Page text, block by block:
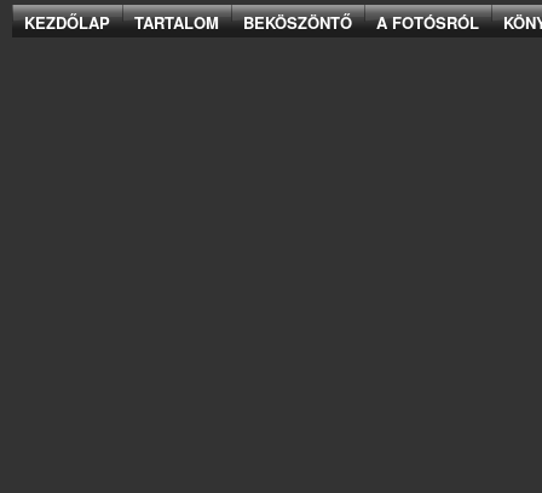
KEZDŐLAP TARTALOM BEKÖSZÖNTŐ A FOTÓSRÓL